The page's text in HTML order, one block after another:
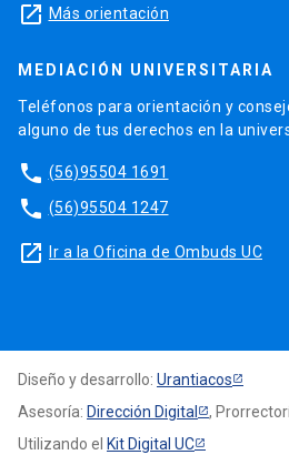
launch Más orientación
MEDIACIÓN UNIVERSITARIA
Teléfonos para orientación y
alguno de tus derechos en la
phone (56)95504 1691
phone (56)95504 1247
launch Ir a la Oficina de Ombuds UC
Diseño y desarrollo: Urantiacos
Asesoría: Dirección Digital
,
Utilizando el Kit Digital UC